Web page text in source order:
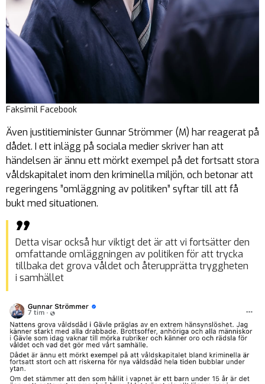
Faksimil Facebook
Även justitieminister Gunnar Strömmer (M) har reagerat på
dådet. I ett inlägg på sociala medier skriver han att
händelsen är ännu ett mörkt exempel på det fortsatt stora
våldskapitalet inom den kriminella miljön, och betonar att
regeringens ”omläggning av politiken” syftar till att få
bukt med situationen.
Detta visar också hur viktigt det är att vi fortsätter den
omfattande omläggningen av politiken för att trycka
tillbaka det grova våldet och återupprätta tryggheten
i samhället